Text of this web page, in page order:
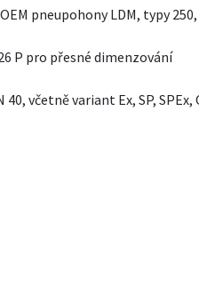
pneupohony LDM, typy 250,
P pro přesné dimenzování
včetně variant Ex, SP,